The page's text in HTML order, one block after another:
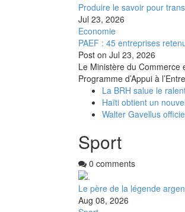
Produire le savoir pour
Jul 23, 2026
Economie
PAEF : 45 entreprises
Post on Jul 23, 2026
Le Ministère du Commerce
Programme d’Appui à
La BRH salue le
Haïti obtient un
Walter Gavellus
Sport
0 comments
Le père de la légende
Aug 08, 2026